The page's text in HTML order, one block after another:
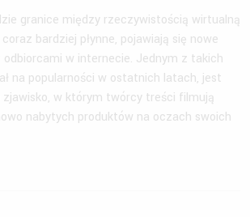
granice między rzeczywistością wirtualną
bardziej płynne, pojawiają się nowe
odbiorcami w internecie. Jednym z takich
na popularności w ostatnich latach, jest
w którym twórcy treści filmują
nabytych produktów na oczach swoich